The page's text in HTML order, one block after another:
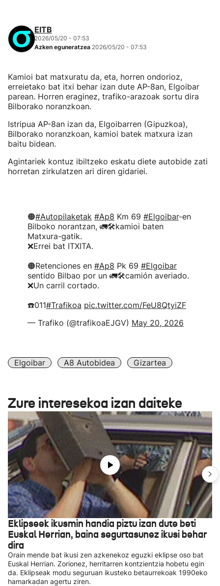
EITB
2026/05/20 - 07:53
Azken eguneratzea 2026/05/20 - 07:53
Kamioi bat matxuratu da, eta, horren ondorioz,
erreietako bat itxi behar izan dute AP-8an, Elgoibar
parean. Horren eraginez, trafiko-arazoak sortu dira
Bilborako noranzkoan.
Istripua AP-8an izan da, Elgoibarren (Gipuzkoa),
Bilborako noranzkoan, kamioi batek matxura izan
baitu bidean.
Agintariek kontuz ibiltzeko eskatu diete autobide zati
horretan zirkulatzen ari diren gidariei.
🟠#Autopilaketak #Ap8 Km 69 #Elgoibar-en
Bilboko norantzan, 🚛🛠️kamioi baten
Matxura-gatik.
❌Errei bat ITXITA.
🟠Retenciones en #Ap8 Pk 69 #Elgoibar
sentido Bilbao por un 🚛🛠️camión averiado.
❌Un carril cortado.
☎️011#Trafikoa pic.twitter.com/FeU8QtyiZF
— Trafiko (@trafikoaEJGV) May 20, 2026
Elgoibar A8 Autobidea Gizartea
Zure interesekoa izan daiteke
Eklipseek ikusmin handia piztu izan dute beti
Euskal Herrian, baina segurtasunez ikusi behar
dira
Orain mende bat ikusi zen azkenekoz eguzki eklipse oso bat
Euskal Herrian. Zorionez, herritarren kontzientzia hobetu egin
da. Eklipseak modu seguruan ikusteko betaurrekoak 1990eko
hamarkadan agertu ziren.